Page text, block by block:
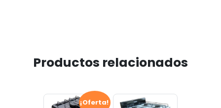
Productos relacionados
¡Oferta!